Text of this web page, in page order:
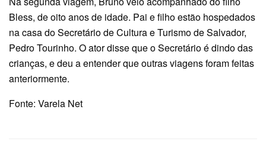
Bless, de oito anos de idade. Pai e filho estão hospedados
na casa do Secretário de Cultura e Turismo de Salvador,
Pedro Tourinho. O ator disse que o Secretário é dindo das
crianças, e deu a entender que outras viagens foram feitas
anteriormente.
Fonte: Varela Net